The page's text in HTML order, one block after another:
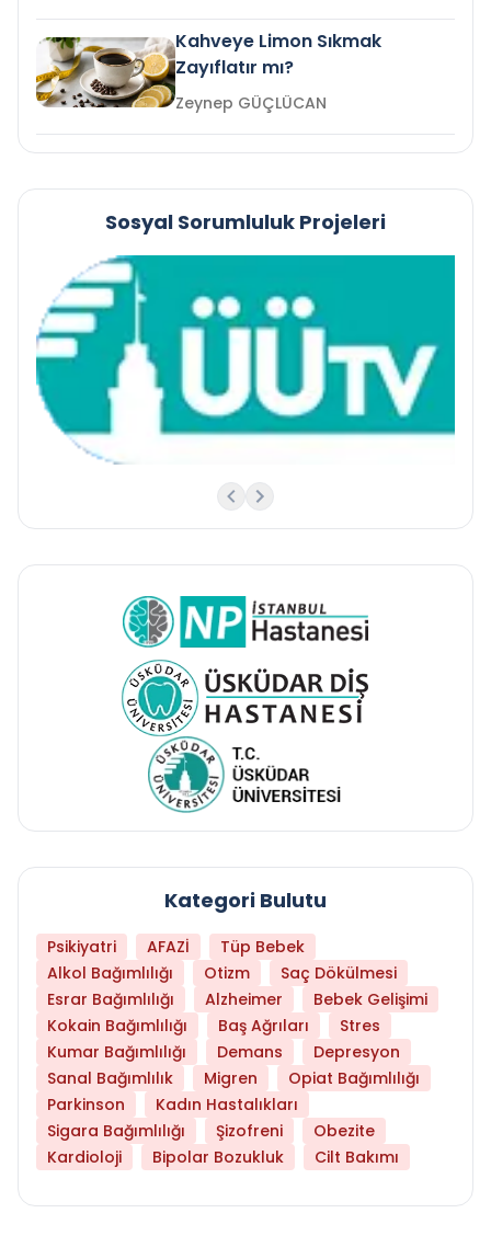
Kahveye Limon Sıkmak
Zayıflatır mı?
Zeynep GÜÇLÜCAN
Sosyal Sorumluluk Projeleri
Kategori Bulutu
Psikiyatri AFAZİ
Tüp Bebek
Alkol Bağımlılığı
Otizm
Saç Dökülmesi
Esrar Bağımlılığı
Alzheimer
Bebek Gelişimi
Kokain Bağımlılığı
Baş Ağrıları
Stres
Kumar Bağımlılığı
Demans
Depresyon
Sanal Bağımlılık
Migren
Opiat Bağımlılığı
Parkinson
Kadın Hastalıkları
Sigara Bağımlılığı
Şizofreni
Obezite
Kardioloji
Bipolar Bozukluk Cilt Bakımı